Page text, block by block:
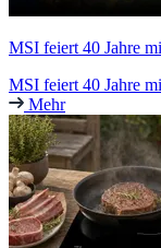
MSI feiert 40 Jahre
MSI feiert 40 Jahre
Mehr